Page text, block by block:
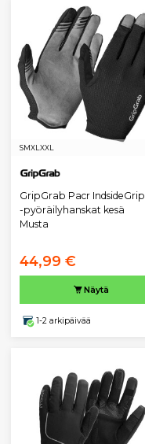
SMXL XXL
GripGrab Pacr IndsideGrip
-pyöräilyhanskat kesä
Musta
44,99 €
Näytä
1-2 arkipäivää